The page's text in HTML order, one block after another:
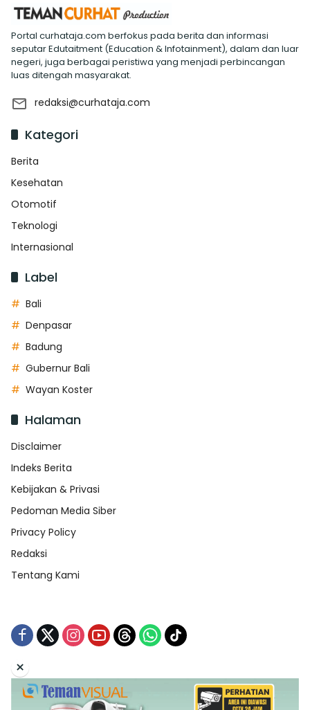
Portal curhataja.com berfokus pada berita dan informasi
seputar Edutaitment (Education & Infotainment), dalam dan luar
negeri, juga berbagai peristiwa yang menjadi perbincangan
luas ditengah masyarakat.
redaksi@curhataja.com
Kategori
Berita
Kesehatan
Otomotif
Teknologi
Internasional
Label
Bali
Denpasar
Badung
Gubernur Bali
Wayan Koster
Halaman
Disclaimer
Indeks Berita
Kebijakan & Privasi
Pedoman Media Siber
Privacy Policy
Redaksi
Tentang Kami
Tentang Kami Redaksi
Indeks Berita
Disclaimer
Pedoman Media Siber
×